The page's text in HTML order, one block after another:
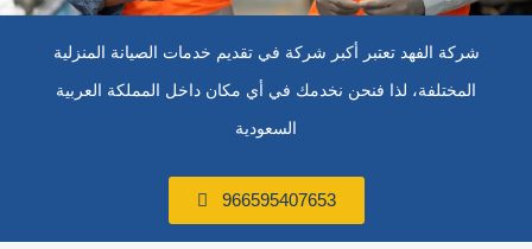
شركة الفهد تعتبر أكبر شركة في تقديم خدمات الصيانة المنزلية
المختلفة، لذا فنحن نخدمك في أي مكان داخل المملكة العربية
السعودية
966595407653